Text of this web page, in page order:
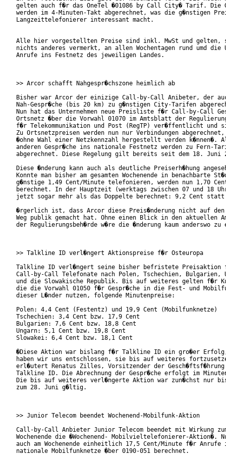
gelten auch f�r das OneTel �01086 by Call City� Tarif. Die
werden im 4-Minuten-Takt abgerechnet, was die g�nstigen
Langzeittelefonierer interessant macht.
Alle hier vorgestellten Preise sind inkl. MwSt und gelten,
nichts anderes vermerkt, an allen Wochentagen rund umd die
Anrufe ins Festnetz des jeweiligen Landes.
>> Arcor schafft Nahgespr�chszone heimlich ab
Bisher war Arcor der einizige Call-by-Call Anibeter, der
Nah-Gespr�che (bis 20 km) zu g�nstigen City-Tarifen
Nun hat das Unternehmen neue Preisliste f�r Call-by-Call
Ortsnetz �ber die Vorwahl 01070 im Amtsblatt der
f�r Telekommunikation und Post (RegTP) ver�ffentlicht und
Zu Ortsnetzpreisen werden nun nur Verbindungen
�ohne Wahl einer Netzkennzahl hergestellt verden k�nnen�.
anderen Gespr�che ins nationale Festnetz werden zu Fern-
abgerechnet. Diese Regelung gilt bereits seit dem 18. Juni
Diese �nderung kann auch als deutliche Preiserh�hung
Konnte man bisher am gesamten Wochenende in benachbarte
g�nstige 1,49 Cent/Minute telefonieren, werden nun 1,70
berechnet. In der Hauptzeit (werktags zwischen 07 und 18
jetzt sogar mehr als das Doppelte berechnet: 9,2 Cent
�rgerlich ist, dass Arcor diese Preis�nderung nicht auf den
Weg publik gemacht hat. Ohne einen Blick in den aktuellen
der Regulierungsbeh�rde w�re die �nderung kaum anderswo
>> Talkline ID verl�ngert Aktionspreise f�r Osteuropa
Talkline ID verl�ngert seine bisher befristete Preisaktion
Call-by-Call Telefonate nach Polen, Tschechien, Bulgarien,
und die Slowakische Republik. Bis auf weiteres gelten f�r
die die Vorwahl 01050 f�r Gespr�che in die Fest- und
dieser L�nder nutzen, folgende Minutenpreise:
Polen: 4,4 Cent (Festentz) und 19,9 Cent (Mobilfunknetze)
Tschechien: 3,4 Cent bzw. 17,9 Cent
Bulgarien: 7,6 Cent bzw. 18,8 Cent
Ungarn: 5,1 Cent bzw. 19,8 Cent
Slowakei: 6,4 Cent bzw. 18,1 Cent
�Diese Aktion war bislang f�r Talkline ID ein gro�er
haben wir uns entschlossen, sie bis auf weiteres
erl�utert Renatus Zilles, Vorsitzender der Gesch�ftsf�hrung
Talkline ID. Die Abrechnung der Gespr�che erfolgt im
Die bis auf weiteres verl�ngerte Aktion war zun�chst nur
zum 28. Juni g�ltig.
>> Junior Telecom beendet Wochenend-Mobilfunk-Aktion
Call-by-Call Anbieter Junior Telecom beendet mit Wirkung
Wochenende die �Wochenend- Mobilvieltelefonierer-Aktion�.
auch am Wochenende einheitlich 17,5 Cent/Minute f�r Anrufe
nationale Mobilfunknetze �ber 0190-051 berechnet.